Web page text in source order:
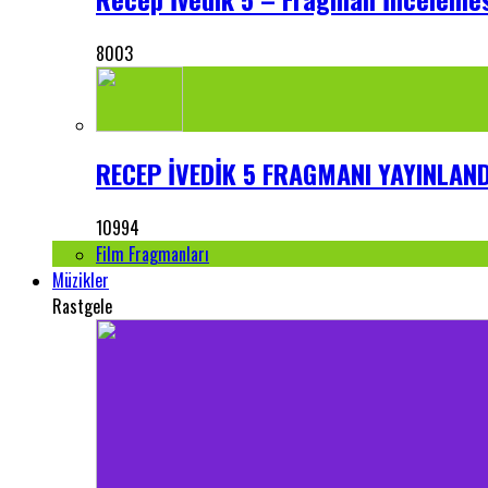
8003
RECEP İVEDİK 5 FRAGMANI
10994
Film Fragmanları
Müzikler
Rastgele